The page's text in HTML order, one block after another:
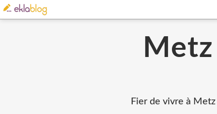
Fier de vivre à